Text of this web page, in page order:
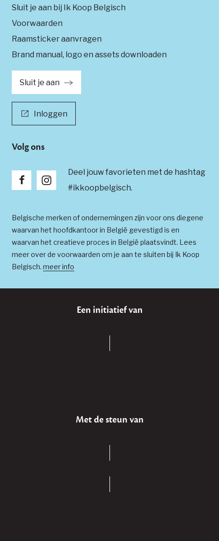
Sluit je aan bij Ik Koop Belgisch
Voorwaarden
Raamsticker aanvragen
Brand manual, logo en assets downloaden
Sluit je aan
Inloggen
Volg ons
Deel jouw favorieten met de hashtag
#ikkoopbelgisch.
Belgische merken of ondernemingen zijn voor ons diegene
waarvan het hoofdkantoor in België gevestigd is en
waarvan het creatieve proces in België plaatsvindt. Lees
meer over de voorwaarden om je aan te sluiten bij Ik Koop
Belgisch. meer info
Een initiatief van
Met de steun van